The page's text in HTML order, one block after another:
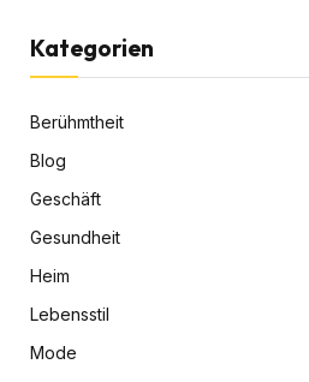
Kategorien
Berühmtheit
Blog
Geschäft
Gesundheit
Heim
Lebensstil
Mode